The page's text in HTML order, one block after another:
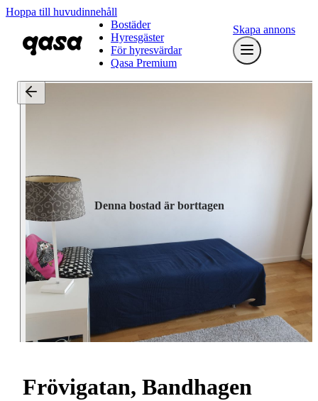
Hoppa till huvudinnehåll
Bostäder
Hyresgäster
För hyresvärdar
Qasa Premium
Skapa annons
Denna bostad är borttagen
Frövigatan, Bandhagen